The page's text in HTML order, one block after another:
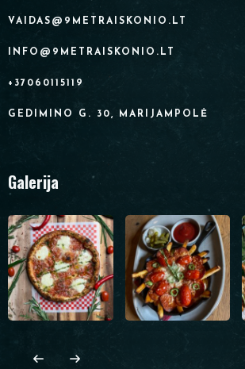
VAIDAS@9METRAISKONIO.LT
INFO@9METRAISKONIO.LT
+37060115119
GEDIMINO G. 30, MARIJAMPOLĖ
Galerija